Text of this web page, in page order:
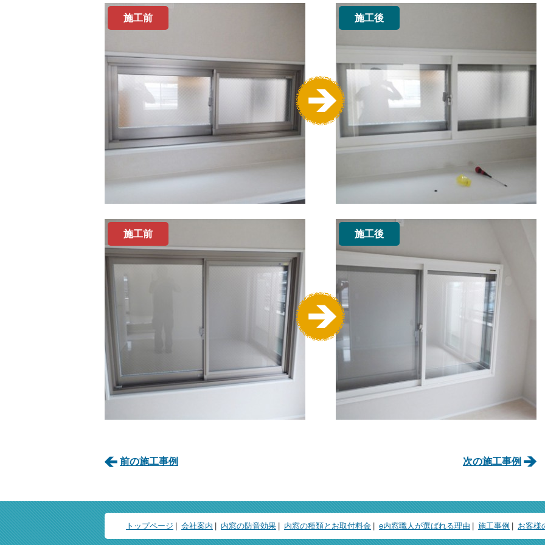
施工前 施工後
施工前 施工後
前の施工事例 次の施工事例
トップページ 会社案内 内窓の防音効果 内窓の種類とお取付料金 e内窓職人が選ばれる理由 施工事例 お客様